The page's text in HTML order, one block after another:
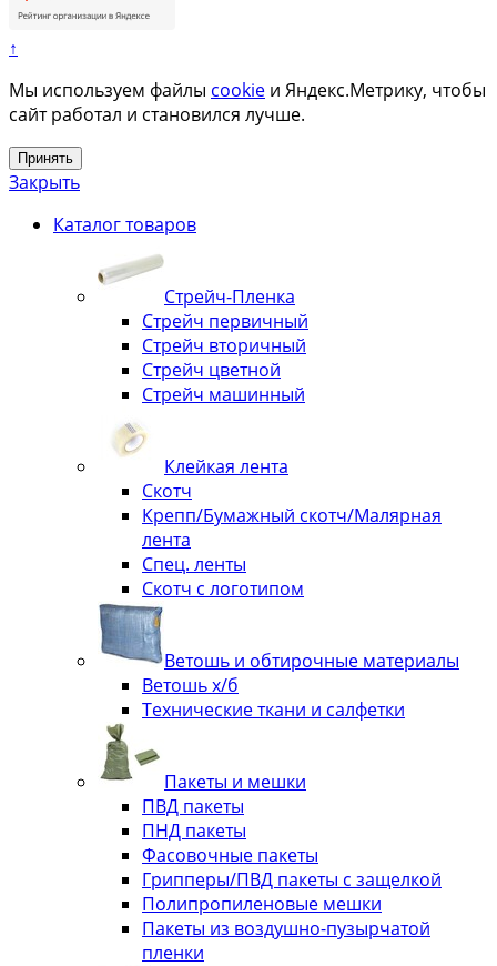
↑
Мы используем файлы cookie и Яндекс.Метрику, чтобы
сайт работал и становился лучше.
Принять
Закрыть
Каталог товаров
Стрейч-Пленка
Стрейч первичный
Стрейч вторичный
Стрейч цветной
Стрейч машинный
Клейкая лента
Скотч
Крепп/Бумажный скотч/Малярная
лента
Спец. ленты
Скотч с логотипом
Ветошь и обтирочные материалы
Ветошь х/б
Технические ткани и салфетки
Пакеты и мешки
ПВД пакеты
ПНД пакеты
Фасовочные пакеты
Грипперы/ПВД пакеты с защелкой
Полипропиленовые мешки
Пакеты из воздушно-пузырчатой
пленки